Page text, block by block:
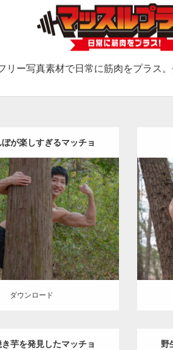
リー写真素材で日常に筋肉をプラス
が楽しすぎるマッチョ
2022.01.19
紅葉とマッチョ inori
細マッチョ)
ダウンロード
ダウ
芋を発見したマッチョ 野